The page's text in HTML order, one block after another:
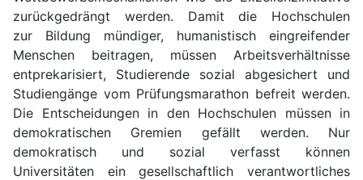
zurückgedrängt werden. Damit die Hochschulen
zur Bildung mündiger, humanistisch eingreifender
Menschen beitragen, müssen Arbeitsverhältnisse
entprekarisiert, Studierende sozial abgesichert und
Studiengänge vom Prüfungsmarathon befreit werden.
Die Entscheidungen in den Hochschulen müssen in
demokratischen Gremien gefällt werden. Nur
demokratisch und sozial verfasst können
Universitäten ein gesellschaftlich verantwortliches